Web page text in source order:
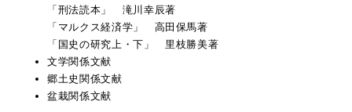
「刑法読本」 滝川幸辰著
「マルクス経済学」 高田保馬著
「国史の研究上・下」 里枝勝美著
文学関係文献
郷土史関係文献
盆栽関係文献